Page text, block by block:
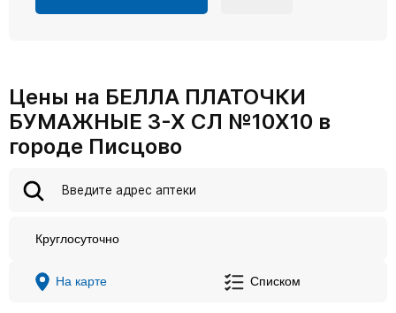
Цены на БЕЛЛА ПЛАТОЧКИ
БУМАЖНЫЕ 3-Х СЛ №10Х10 в
городе Писцово
Круглосуточно
На карте Списком